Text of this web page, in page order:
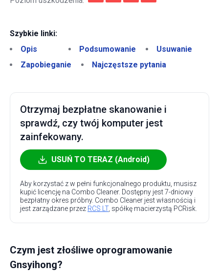
Szybkie linki:
Opis
Podsumowanie
Usuwanie
Zapobieganie
Najczęstsze pytania
Otrzymaj bezpłatne skanowanie i
sprawdź, czy twój komputer jest
zainfekowany.
USUŃ TO TERAZ (Android)
Aby korzystać z w pełni funkcjonalnego produktu, musisz
kupić licencję na Combo Cleaner. Dostępny jest 7-dniowy
bezpłatny okres próbny. Combo Cleaner jest własnością i
jest zarządzane przez RCS LT, spółkę macierzystą PCRisk.
Czym jest złośliwe oprogramowanie
Gnsyihong?